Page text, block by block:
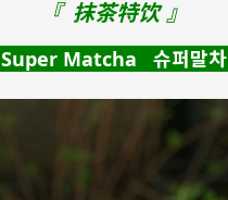
『 抹茶特饮 』
Super Matcha 슈퍼말차